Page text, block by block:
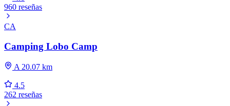
960 reseñas
CA
Camping Lobo Camp
A 20.07 km
4.5
262 reseñas